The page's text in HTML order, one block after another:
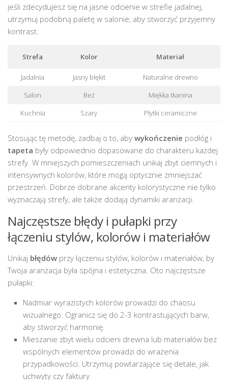
jeśli zdecydujesz się na jasne odcienie w strefie jadalnej,
utrzymuj podobną paletę w salonie, aby stworzyć przyjemny
kontrast.
Strefa Kolor Materiał
Jadalnia Jasny błękit
Naturalne drewno
Salon
Beż
Miękka tkanina
Kuchnia
Szary Płytki ceramiczne
Stosując tę metodę, zadbaj o to, aby wykończenie podłóg i
tapeta były odpowiednio dopasowane do charakteru każdej
strefy. W mniejszych pomieszczeniach unikaj zbyt ciemnych i
intensywnych kolorów, które mogą optycznie zmniejszać
przestrzeń. Dobrze dobrane akcenty kolorystyczne nie tylko
wyznaczają strefy, ale także dodają dynamiki aranżacji.
Najczęstsze błędy i pułapki przy
łączeniu stylów, kolorów i materiałów
Unikaj błędów przy łączeniu stylów, kolorów i materiałów, by
Twoja aranżacja była spójna i estetyczna. Oto najczęstsze
pułapki:
Nadmiar wyrazistych kolorów prowadzi do chaosu
wizualnego. Ogranicz się do 2-3 kontrastujących barw,
aby stworzyć harmonię.
Mieszanie zbyt wielu odcieni drewna lub materiałów bez
wspólnych elementów prowadzi do wrażenia
przypadkowości. Utrzymuj powtarzające się detale, jak
uchwyty czy faktury.